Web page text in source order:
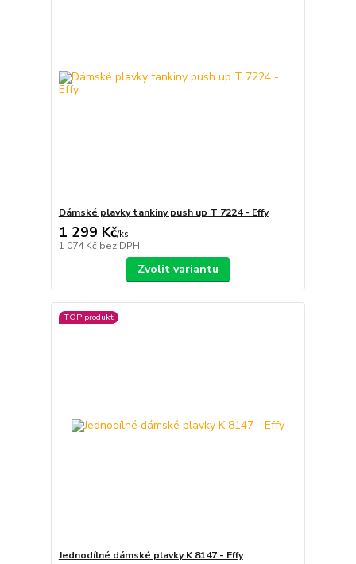
Dámské plavky tankiny push up T 7224 - Effy
1 299 Kč/ks
1 074 Kč bez DPH
Zvolit variantu
TOP produkt
Jednodílné dámské plavky K 8147 - Effy